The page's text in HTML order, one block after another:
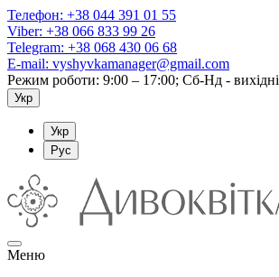
Телефон: +38 044 391 01 55
Viber: +38 066 833 99 26
Telegram: +38 068 430 06 68
E-mail: vyshyvkamanager@gmail.com
Режим роботи: 9:00 – 17:00; Сб-Нд - вихідні
Укр
Укр
Рус
Меню